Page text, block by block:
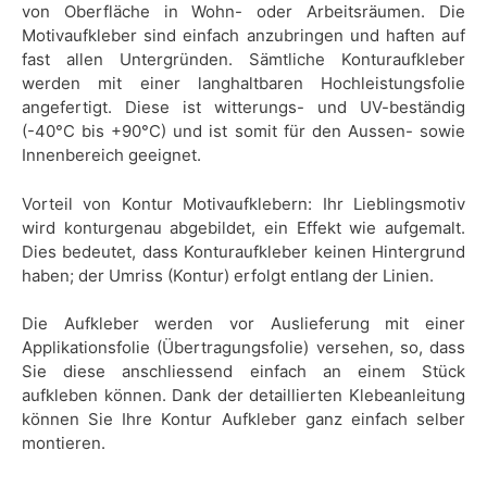
von Oberfläche in Wohn- oder Arbeitsräumen. Die
Motivaufkleber sind einfach anzubringen und haften auf
fast allen Untergründen. Sämtliche Konturaufkleber
werden mit einer langhaltbaren Hochleistungsfolie
angefertigt. Diese ist witterungs- und UV-beständig
(-40°C bis +90°C) und ist somit für den Aussen- sowie
Innenbereich geeignet.
Vorteil von Kontur Motivaufklebern: Ihr Lieblingsmotiv
wird konturgenau abgebildet, ein Effekt wie aufgemalt.
Dies bedeutet, dass Konturaufkleber keinen Hintergrund
haben; der Umriss (Kontur) erfolgt entlang der Linien.
Die Aufkleber werden vor Auslieferung mit einer
Applikationsfolie (Übertragungsfolie) versehen, so, dass
Sie diese anschliessend einfach an einem Stück
aufkleben können. Dank der detaillierten Klebeanleitung
können Sie Ihre Kontur Aufkleber ganz einfach selber
montieren.